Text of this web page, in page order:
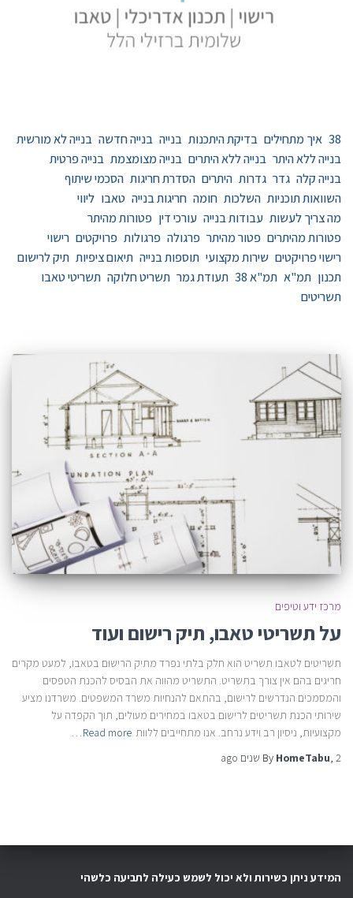
38 איך מתחילים בדיקת היתכנות בנייה בנייה חדשה בנייה לא מורשית
בנייה ללא היתר בנייה ללא היתרים בנייה מצומצמת בנייה פרטית
בנייה קלה גדר גדרות היתרים הסדרת חריגות הסכמי שיתוף
השוואות תוכניות השלכות חומה חריגות בנייה טאבו ליווי
מה צריך לעשות עבודות בנייה עורכי דין פטורות מהיתר
פטורות מהיתרים פטור מהיתר פרגולה פרגולות פרויקטים רישוי
רישוי פרויקטים שירות מקצועי תוספות בנייה תיאום ציפיות תיק לרישום
תכנון תמ"א תמ"א 38 תעודת גמר תשריט חלוקה תשריטי טאבו
תשריטים
מרכז ידע וטיפים
על תשריטי טאבו, תיק רישום ועוד
תשריטים לטאבו תשריט הוא חלק בלתי נפרד מתיק הרישום בטאבו, למעט מקרים
חריגים בהם אין צורך בתשריט. התשריט מהווה את הבסיס להכנת הטפסים
והמסמכים הנדרשים לרישום, בהתאם להנחיות משרד המשפטים. משרדנו מציע
שירותי הכנת תשריטים לרישום בטאבו במחירים מעולים, תוך הקפדה על
מקצועיות, ניסיון רב וידע נרחב. אנו מתחייבים ללוות Read more…
By HomeTabu, 2 שנים
המידע ניתן כשירות ולא יכול לשמש כעילה לתביעה כלשהי